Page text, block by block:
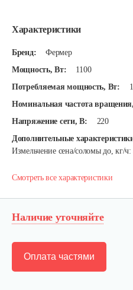
Характеристики
Бренд:
Фермер
Мощность, Вт:
1100
Потребляемая мощность, Вт:
Номинальная частота
Напряжение сети, В:
220
Дополнительные
Измельчение сена/соломы до, кг/ч:
Смотреть все характеристики
Наличие уточняйте
Оплата частями